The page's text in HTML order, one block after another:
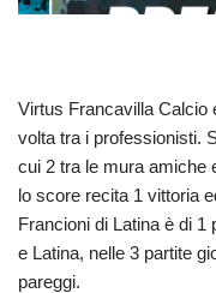
Virtus Francavilla Calcio
volta tra i professionisti.
cui 2 tra le mura amiche
lo score recita 1 vittoria
Francioni di Latina è di
e Latina, nelle 3 partite
pareggi.